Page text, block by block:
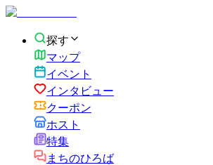
探す
マップ
イベント
インタビュー
クーポン
ホスト
特集
まちのひろば